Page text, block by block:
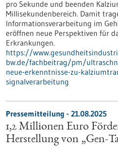
pro Sekunde und beenden
Millisekundenbereich. Damit
Informationsverarbeitung im
eröffnen neue Perspektiven für
Erkrankungen.
https://
bw.de/fachbeitrag/pm/
neue-erkenntnisse-zu-
signalverarbeitung
Pressemitteilung - 21.08.2025
1,2 Millionen Euro
Herstellung von „Gen-